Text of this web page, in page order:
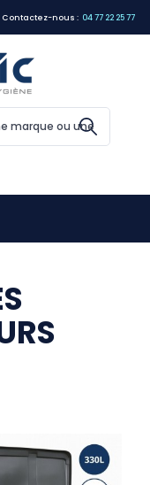
Contactez-nous : 04 77 22 25 77